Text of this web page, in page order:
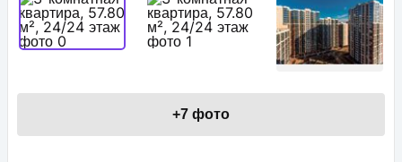
+7 фото